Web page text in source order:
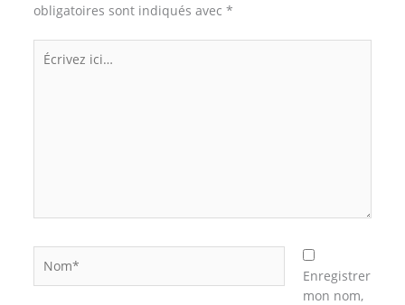
obligatoires sont indiqués avec *
ici…
Enregistrer
mon nom,